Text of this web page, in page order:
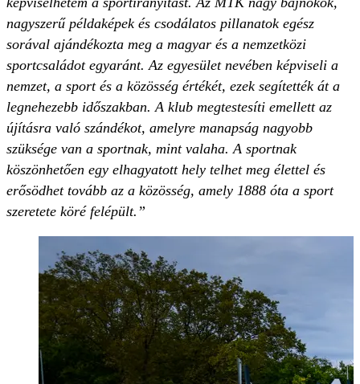
nagyszerű példaképek és csodálatos pillanatok egész
sorával ajándékozta meg a magyar és a nemzetközi
sportcsaládot egyaránt. Az egyesület nevében képviseli a
nemzet, a sport és a közösség értékét, ezek segítették át a
legnehezebb időszakban. A klub megtestesíti emellett az
újításra való szándékot, amelyre manapság nagyobb
szüksége van a sportnak, mint valaha. A sportnak
köszönhetően egy elhagyatott hely telhet meg élettel és
erősödhet tovább az a közösség, amely 1888 óta a sport
szeretete köré felépült.”